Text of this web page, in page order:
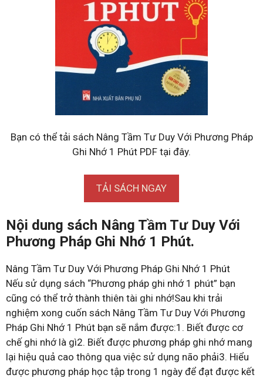
Bạn có thể tải sách Nâng Tầm Tư Duy Với Phương Pháp
Ghi Nhớ 1 Phút PDF tại đây.
TẢI SÁCH NGAY
Nội dung sách Nâng Tầm Tư Duy Với
Phương Pháp Ghi Nhớ 1 Phút.
Nâng Tầm Tư Duy Với Phương Pháp Ghi Nhớ 1 Phút
Nếu sử dụng sách “Phương pháp ghi nhớ 1 phút” bạn
cũng có thể trở thành thiên tài ghi nhớ!Sau khi trải
nghiệm xong cuốn sách Nâng Tầm Tư Duy Với Phương
Pháp Ghi Nhớ 1 Phút bạn sẽ nắm được:1. Biết được cơ
chế ghi nhớ là gì2. Biết được phương pháp ghi nhớ mang
lại hiệu quả cao thông qua việc sử dụng não phải3. Hiểu
được phương pháp học tập trong 1 ngày để đạt được kết